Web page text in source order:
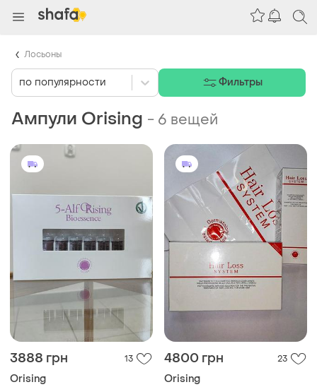
Ампули Orising - 6 вещей
3888 грн 13
Orising
4800 грн 23
Orising
по популярности Фильтры
Лосьоны